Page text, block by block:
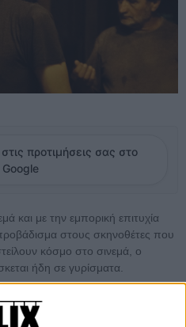
προτιμήσεις σας στο
Google
και με την εμπορική επιτυχία
στους σκηνοθέτες που
κόσμο στο σινεμά, ο
ήδη σε γυρίσματα.
μήκους ταινία του, που ακόμη
επίσημη ανακοίνωση της